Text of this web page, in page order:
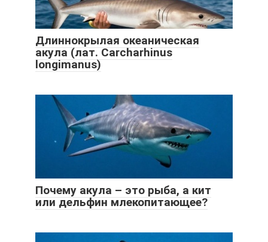
Длиннокрылая океаническая
акула (лат. Carcharhinus
longimanus)
Почему акула – это рыба, а кит
или дельфин млекопитающее?